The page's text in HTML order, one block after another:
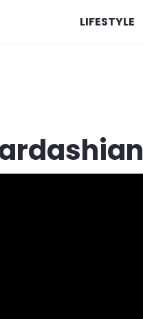
LIFESTYLE